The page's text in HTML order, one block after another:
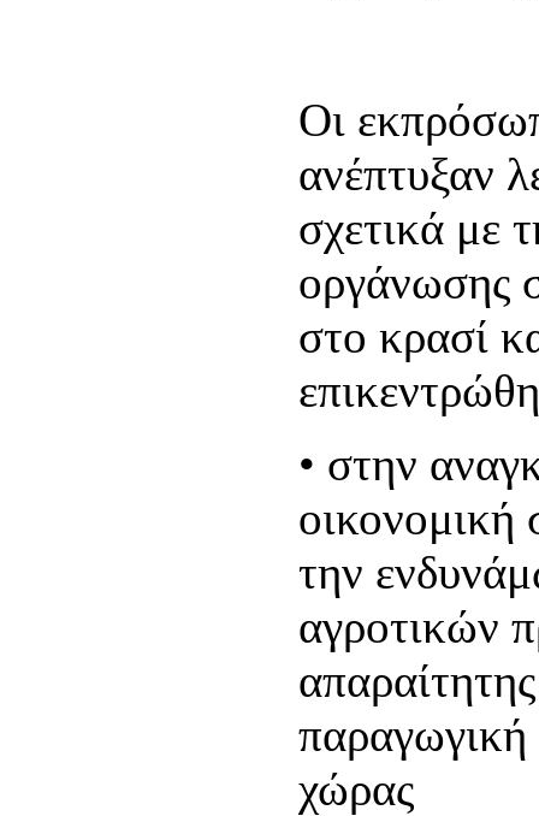
Οι
ανέπτυξαν
σχετικά με
οργάνωσης
στο κρασί
• στην
οικονομική
την
αγροτικών
χώρας